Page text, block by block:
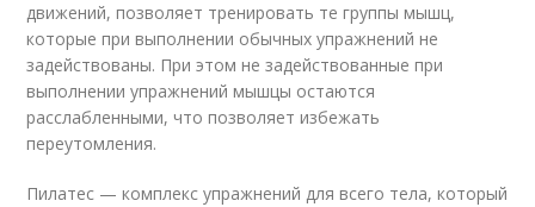
движений, позволяет тренировать те группы мышц,
которые при выполнении обычных упражнений не
задействованы. При этом не задействованные при
выполнении упражнений мышцы остаются
расслабленными, что позволяет избежать
переутомления.
Пилатес — комплекс упражнений для всего тела, который